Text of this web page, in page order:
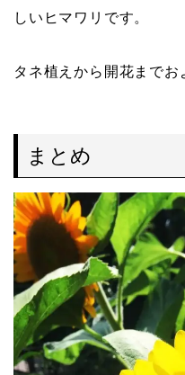
しいヒマワリです。
タネ植えから開花までお
まとめ